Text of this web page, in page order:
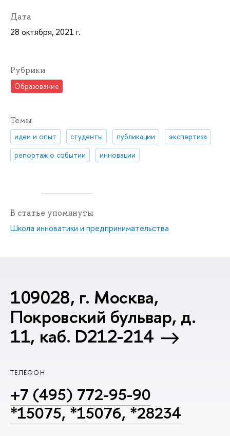
Дата
28 октября, 2021 г.
Рубрики
Образование
Темы
идеи и опыт студенты публикации
экспертиза
репортаж о событии
инновации
В статье упомянуты
Школа инноватики и предпринимательства
109028, г. Москва,
Покровский бульвар, д.
11, каб. D212-214
ТЕЛЕФОН
+7 (495) 772-95-90
*15075, *15076, *28234